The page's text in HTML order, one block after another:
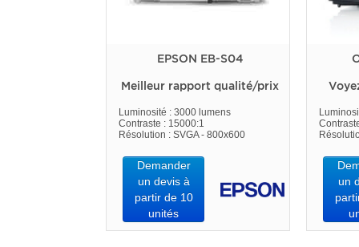
EPSON EB-S04
Meilleur rapport qualité/prix
Luminosité : 3000 lumens
Contraste : 15000:1
Résolution : SVGA - 800x600
Demander
un devis à
partir de 10
unités
un